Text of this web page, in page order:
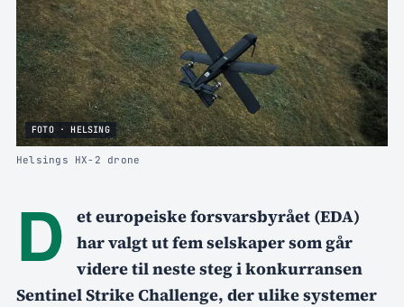
FOTO · HELSING
Helsings HX-2 drone
D
et europeiske forsvarsbyrået (EDA)
har valgt ut fem selskaper som går
videre til neste steg i konkurransen
Sentinel Strike Challenge, der ulike systemer